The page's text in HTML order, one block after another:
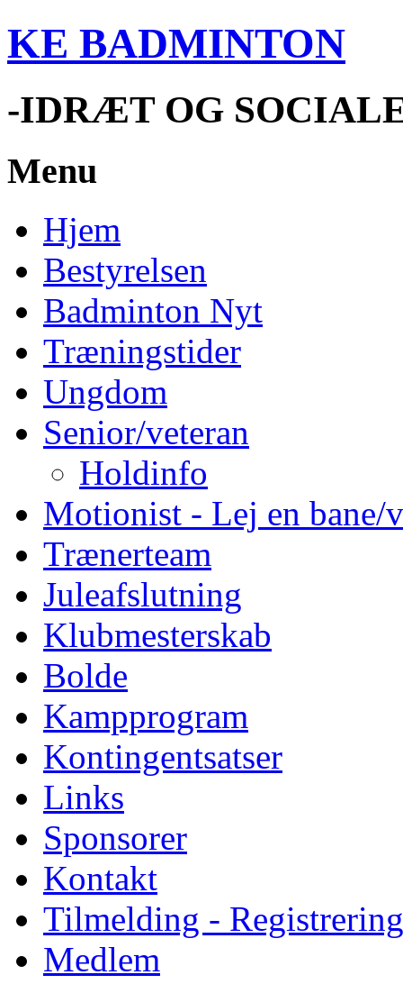
KE BADMINTON
-IDRÆT OG
Menu
Hjem
Bestyrelsen
Badminton Nyt
Træningstider
Ungdom
Senior/veteran
Holdinfo
Motionist - Lej en bane/
Trænerteam
Juleafslutning
Klubmesterskab
Bolde
Kampprogram
Kontingentsatser
Links
Sponsorer
Kontakt
Tilmelding - Registrering
Medlem